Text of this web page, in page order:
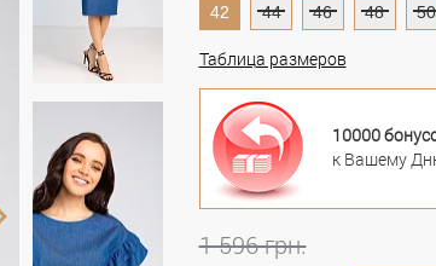
42 44 46 48 50
Таблица размеров
10000
к Вашему
1 596 грн.